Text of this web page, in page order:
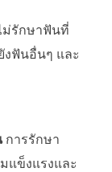
ม่รักษาฟันที่
งฟันอื่นๆ และ
การรักษา
แข็งแรงและ